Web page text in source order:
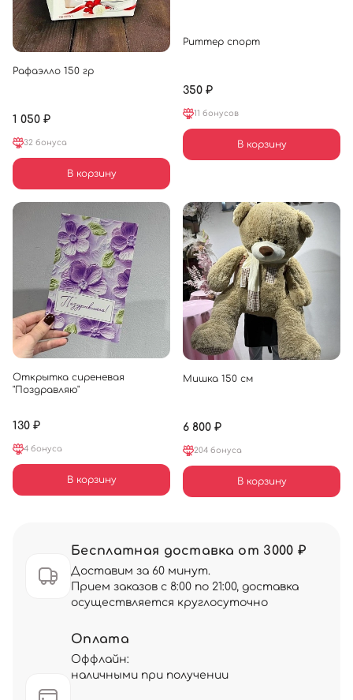
Рафаэлло 150 гр
1 050 ₽
32 бонуса
В корзину
Риттер спорт
350 ₽
11 бонусов
В корзину
Открытка сиреневая
"Поздравляю"
130 ₽
4 бонуса
В корзину
Мишка 150 см
6 800 ₽
204 бонуса
В корзину
Бесплатная доставка от 3000 ₽
Доставим за 60 минут.
Прием заказов с 8:00 по 21:00, доставка
осуществляется круглосуточно
Оплата
Оффлайн:
наличными при получении